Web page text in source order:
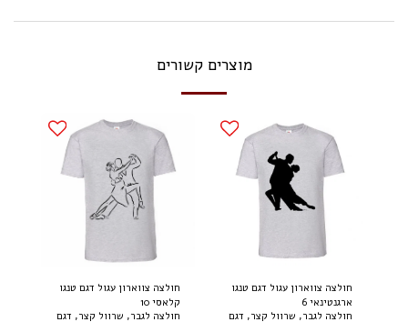
מוצרים קשורים
חולצה צווארון עגול דגם טנגו
ארגנטינאי 6
חולצה לגבר, שרוול קצר, דגם
חולצה צווארון עגול דגם טנגו
קלאסי 10
חולצה לגבר, שרוול קצר, דגם